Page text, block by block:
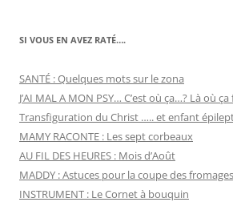
SI VOUS EN AVEZ RATÉ….
SANTÉ : Quelques mots sur le zona
J’AI MAL A MON PSY… C’est où ça…? Là où
Transfiguration du Christ ….. et enfant
MAMY RACONTE : Les sept corbeaux
AU FIL DES HEURES : Mois d’Août
MADDY : Astuces pour la coupe des
INSTRUMENT : Le Cornet à bouquin